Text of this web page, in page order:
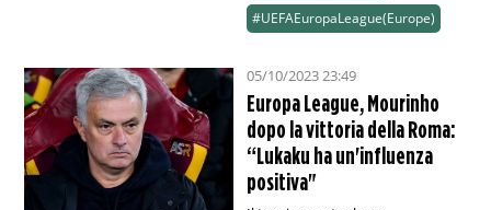
#UEFAEuropaLeague(Europe)
05/10/2023 23:49
Europa League, Mourinho
dopo la vittoria della Roma:
“Lukaku ha un'influenza
positiva"